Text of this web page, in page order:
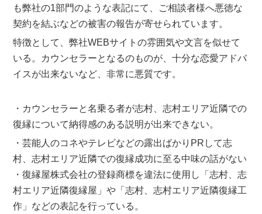
も弊社の1部門のような表記にて、ご相談者様へ悪徳な
契約を結ぶなどの被害の報告が寄せられています。
特徴として、弊社WEBサイトの雰囲気や文言を似せて
いる。カウンセラーとなるのものが、十分な恋愛アドバ
イスが出来ないなど、非常に悪質です。
・カウンセラーと名乗る者が志村、志村エリア近隣での
復縁について納得感のある説明が出来できない。
・芸能人のコネやテレビなどの露出ばかりPRして志
村、志村エリア近隣での復縁成功に至る中味の話がない
・復縁屋株式会社の登録商標を違法に使用し「志村、志
村エリア近隣復縁屋」や「志村、志村エリア近隣復縁工
作」などの表記を行っている。